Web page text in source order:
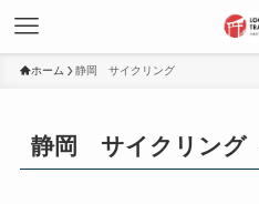
ホーム 静岡 サイクリング
静岡 サイクリング